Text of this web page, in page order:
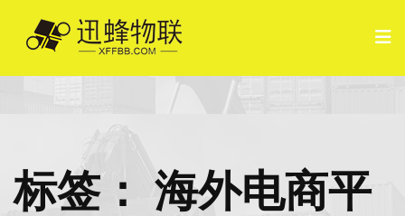
标签： 海外电商平